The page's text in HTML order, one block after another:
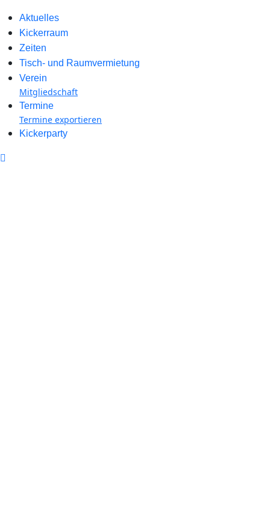
Aktuelles
Kickerraum
Zeiten
Tisch- und Raumvermietung
Verein
Mitgliedschaft
Termine
Termine exportieren
Kickerparty